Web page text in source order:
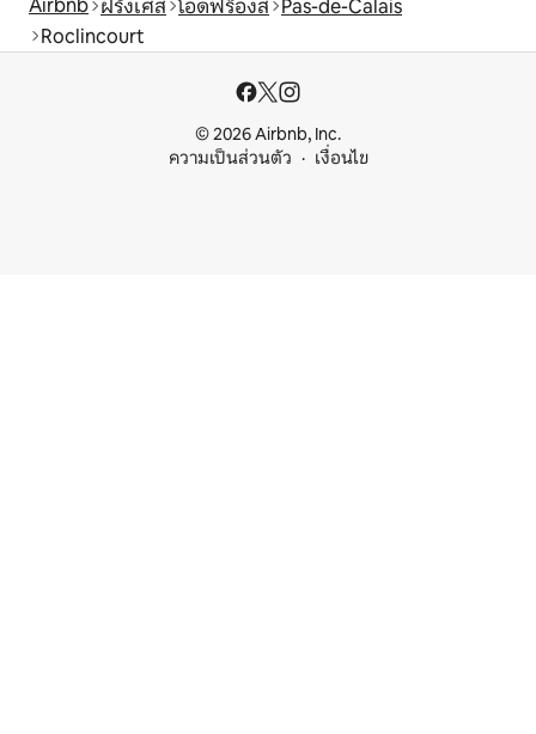
Airbnb ฝรั่งเศส โอดฟร็องส์ Pas-de-Calais
Roclincourt
© 2026 Airbnb, Inc.
ความเป็นส่วนตัว
เงื่อนไข